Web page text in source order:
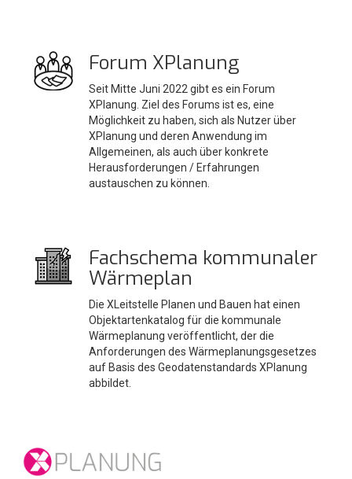
Forum XPlanung
Seit Mitte Juni 2022 gibt es ein Forum
XPlanung. Ziel des Forums ist es, eine
Möglichkeit zu haben, sich als Nutzer über
XPlanung und deren Anwendung im
Allgemeinen, als auch über konkrete
Herausforderungen / Erfahrungen
austauschen zu können.
Fachschema kommunaler
Wärmeplan
Die XLeitstelle Planen und Bauen hat einen
Objektartenkatalog für die kommunale
Wärmeplanung veröffentlicht, der die
Anforderungen des Wärmeplanungsgesetzes
auf Basis des Geodatenstandards XPlanung
abbildet.